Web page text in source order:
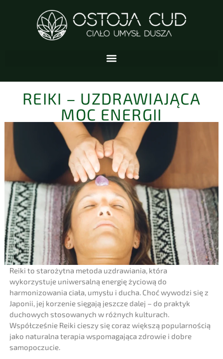
REIKI – UZDRAWIAJĄCA
MOC ENERGII
Reiki to starożytna metoda uzdrawiania, która
wykorzystuje uniwersalną energię życiową do
harmonizowania ciała, umysłu i ducha. Choć wywodzi się z
Japonii, jej korzenie sięgają jeszcze dalej – do praktyk
duchowych stosowanych w różnych kulturach.
Współcześnie Reiki cieszy się coraz większą popularnością
jako naturalna terapia wspomagająca zdrowie i dobre
samopoczucie.